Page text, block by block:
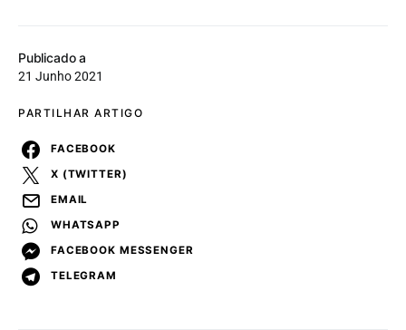
Publicado a
21 Junho 2021
PARTILHAR ARTIGO
FACEBOOK
X (TWITTER)
EMAIL
WHATSAPP
FACEBOOK MESSENGER
TELEGRAM